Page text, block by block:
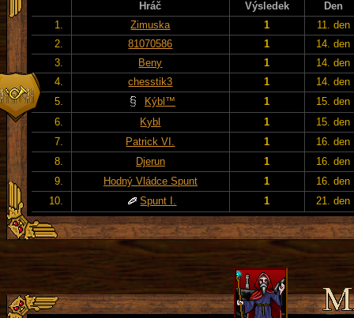
Hráč Výsledek
Den
1.
Zimuska 1
11. den
2.
81070586 1
14. den
3.
Beny 1
14. den
4.
chesstik3 1
14. den
5.
Kýbl™ 1
15. den
6.
Kybl 1
15. den
7.
Patrick VI. 1
16. den
8.
Djerun 1
16. den
9.
Hodný Vládce Spunt 1
16. den
10.
Spunt I. 1 21. den